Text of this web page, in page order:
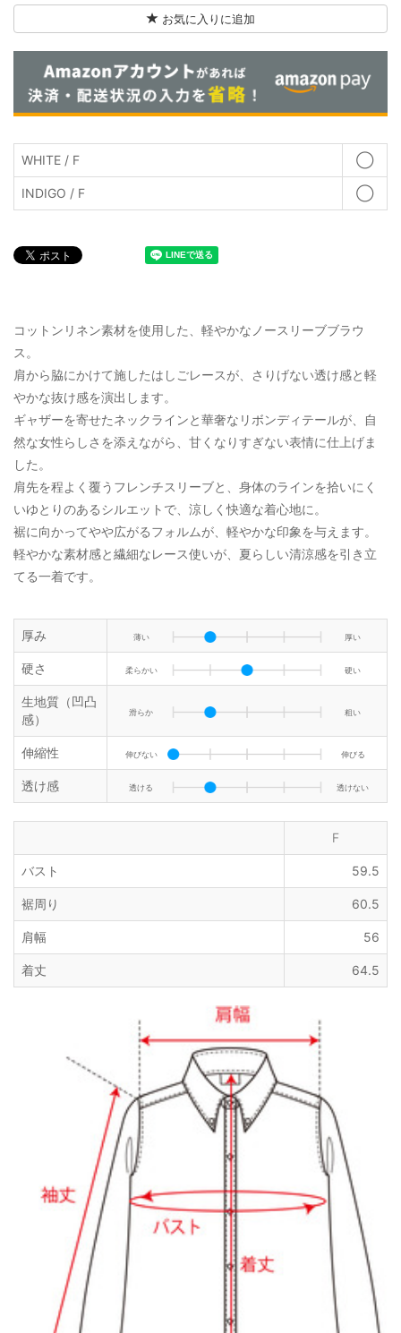
お気に入りに追加
WHITE / F ◯
INDIGO / F ◯
コットンリネン素材を使用した、軽やかなノースリーブブラウ
ス。
肩から脇にかけて施したはしごレースが、さりげない透け感と軽
やかな抜け感を演出します。
ギャザーを寄せたネックラインと華奢なリボンディテールが、自
然な女性らしさを添えながら、甘くなりすぎない表情に仕上げま
した。
肩先を程よく覆うフレンチスリーブと、身体のラインを拾いにく
いゆとりのあるシルエットで、涼しく快適な着心地に。
裾に向かってやや広がるフォルムが、軽やかな印象を与えます。
軽やかな素材感と繊細なレース使いが、夏らしい清涼感を引き立
てる一着です。
厚み 薄い 厚い
硬さ 柔らかい 硬い
生地質（凹凸
感）
滑らか 粗い
伸縮性 伸びない 伸びる
透け感 透ける 透けない
F
バスト 59.5
裾周り 60.5
肩幅 56
着丈 64.5